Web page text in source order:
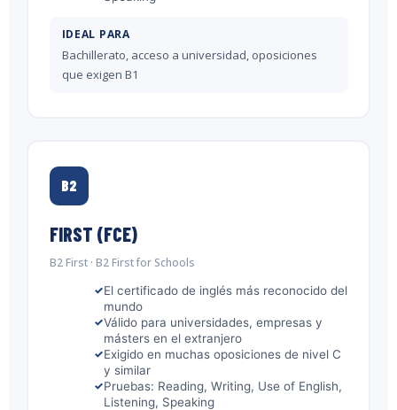
IDEAL PARA
Bachillerato, acceso a universidad, oposiciones
que exigen B1
B2
FIRST (FCE)
B2 First · B2 First for Schools
El certificado de inglés más reconocido del
mundo
Válido para universidades, empresas y
másters en el extranjero
Exigido en muchas oposiciones de nivel C
y similar
Pruebas: Reading, Writing, Use of English,
Listening, Speaking